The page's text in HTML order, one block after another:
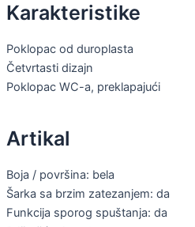
Karakteristike
Poklopac od duroplasta
Četvrtasti dizajn
Poklopac WC-a, preklapajući
Artikal
Boja / površina: bela
Šarka sa brzim zatezanjem: da
Funkcija sporog spuštanja: da